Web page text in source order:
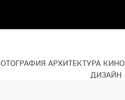
АРХИТЕКТУРА КИНО
ДИЗАЙН